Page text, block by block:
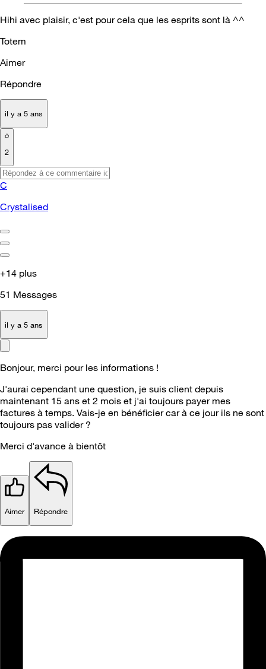
Hihi avec plaisir, c'est pour cela que les esprits sont là ^^
Totem
Aimer
Répondre
il y a 5 ans
2
C
Crystalised
+14 plus
51 Messages
il y a 5 ans
Bonjour, merci pour les informations !
J'aurai cependant une question, je suis client depuis
maintenant 15 ans et 2 mois et j'ai toujours payer mes
factures à temps. Vais-je en bénéficier car à ce jour ils ne sont
toujours pas valider ?
Merci d'avance à bientôt
Aimer Répondre